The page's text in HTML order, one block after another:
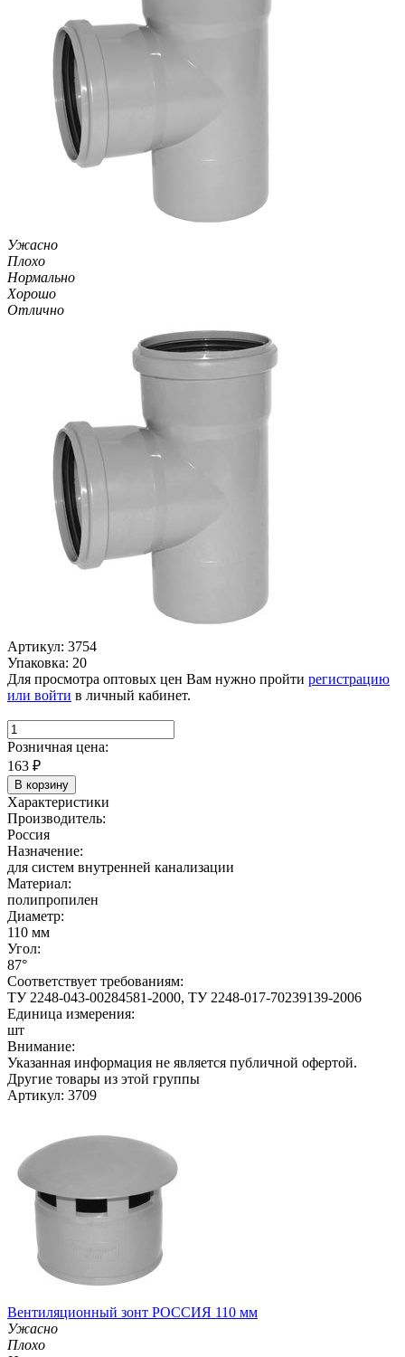
Ужасно
Плохо
Нормально
Хорошо
Отлично
Артикул: 3754
Упаковка: 20
Для просмотра оптовых цен Вам нужно пройти регистрацию
или войти в личный кабинет.
Розничная цена:
163 ₽
В корзину
Характеристики
Производитель:
Россия
Назначение:
для систем внутренней канализации
Материал:
полипропилен
Диаметр:
110 мм
Угол:
87°
Соответствует требованиям:
ТУ 2248-043-00284581-2000, ТУ 2248-017-70239139-2006
Единица измерения:
шт
Внимание:
Указанная информация не является публичной офертой.
Другие товары из этой группы
Артикул: 3709
Вентиляционный зонт РОССИЯ 110 мм
Ужасно
Плохо